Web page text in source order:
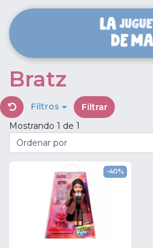
Bratz
Filtros
Filtrar
Mostrando 1 de 1
-40%